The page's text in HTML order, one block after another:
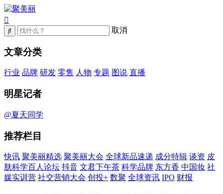
取消
文章分类
行业 品牌 研发 零售 人物 专题 图说 直播
明星记者
@夏天同学
推荐栏目
快讯 聚美丽精选 聚美丽大会 全球新品速递 成分特辑 谈资 皮
肤科学百人论坛 抖音 文君下午茶 科学品牌 东方香 中国妆 社
媒实训营 社交营销大会 创投+ 数聚 全球资讯 IPO 财报